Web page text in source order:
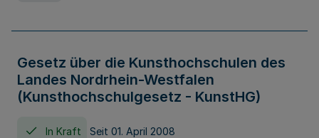
Gesetz über die Kunsthochschulen des
Landes Nordrhein-Westfalen
(Kunsthochschulgesetz - KunstHG)
In Kraft Seit 01. April 2008